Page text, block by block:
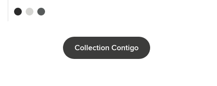
noir blancgris foncé
Collection Contigo